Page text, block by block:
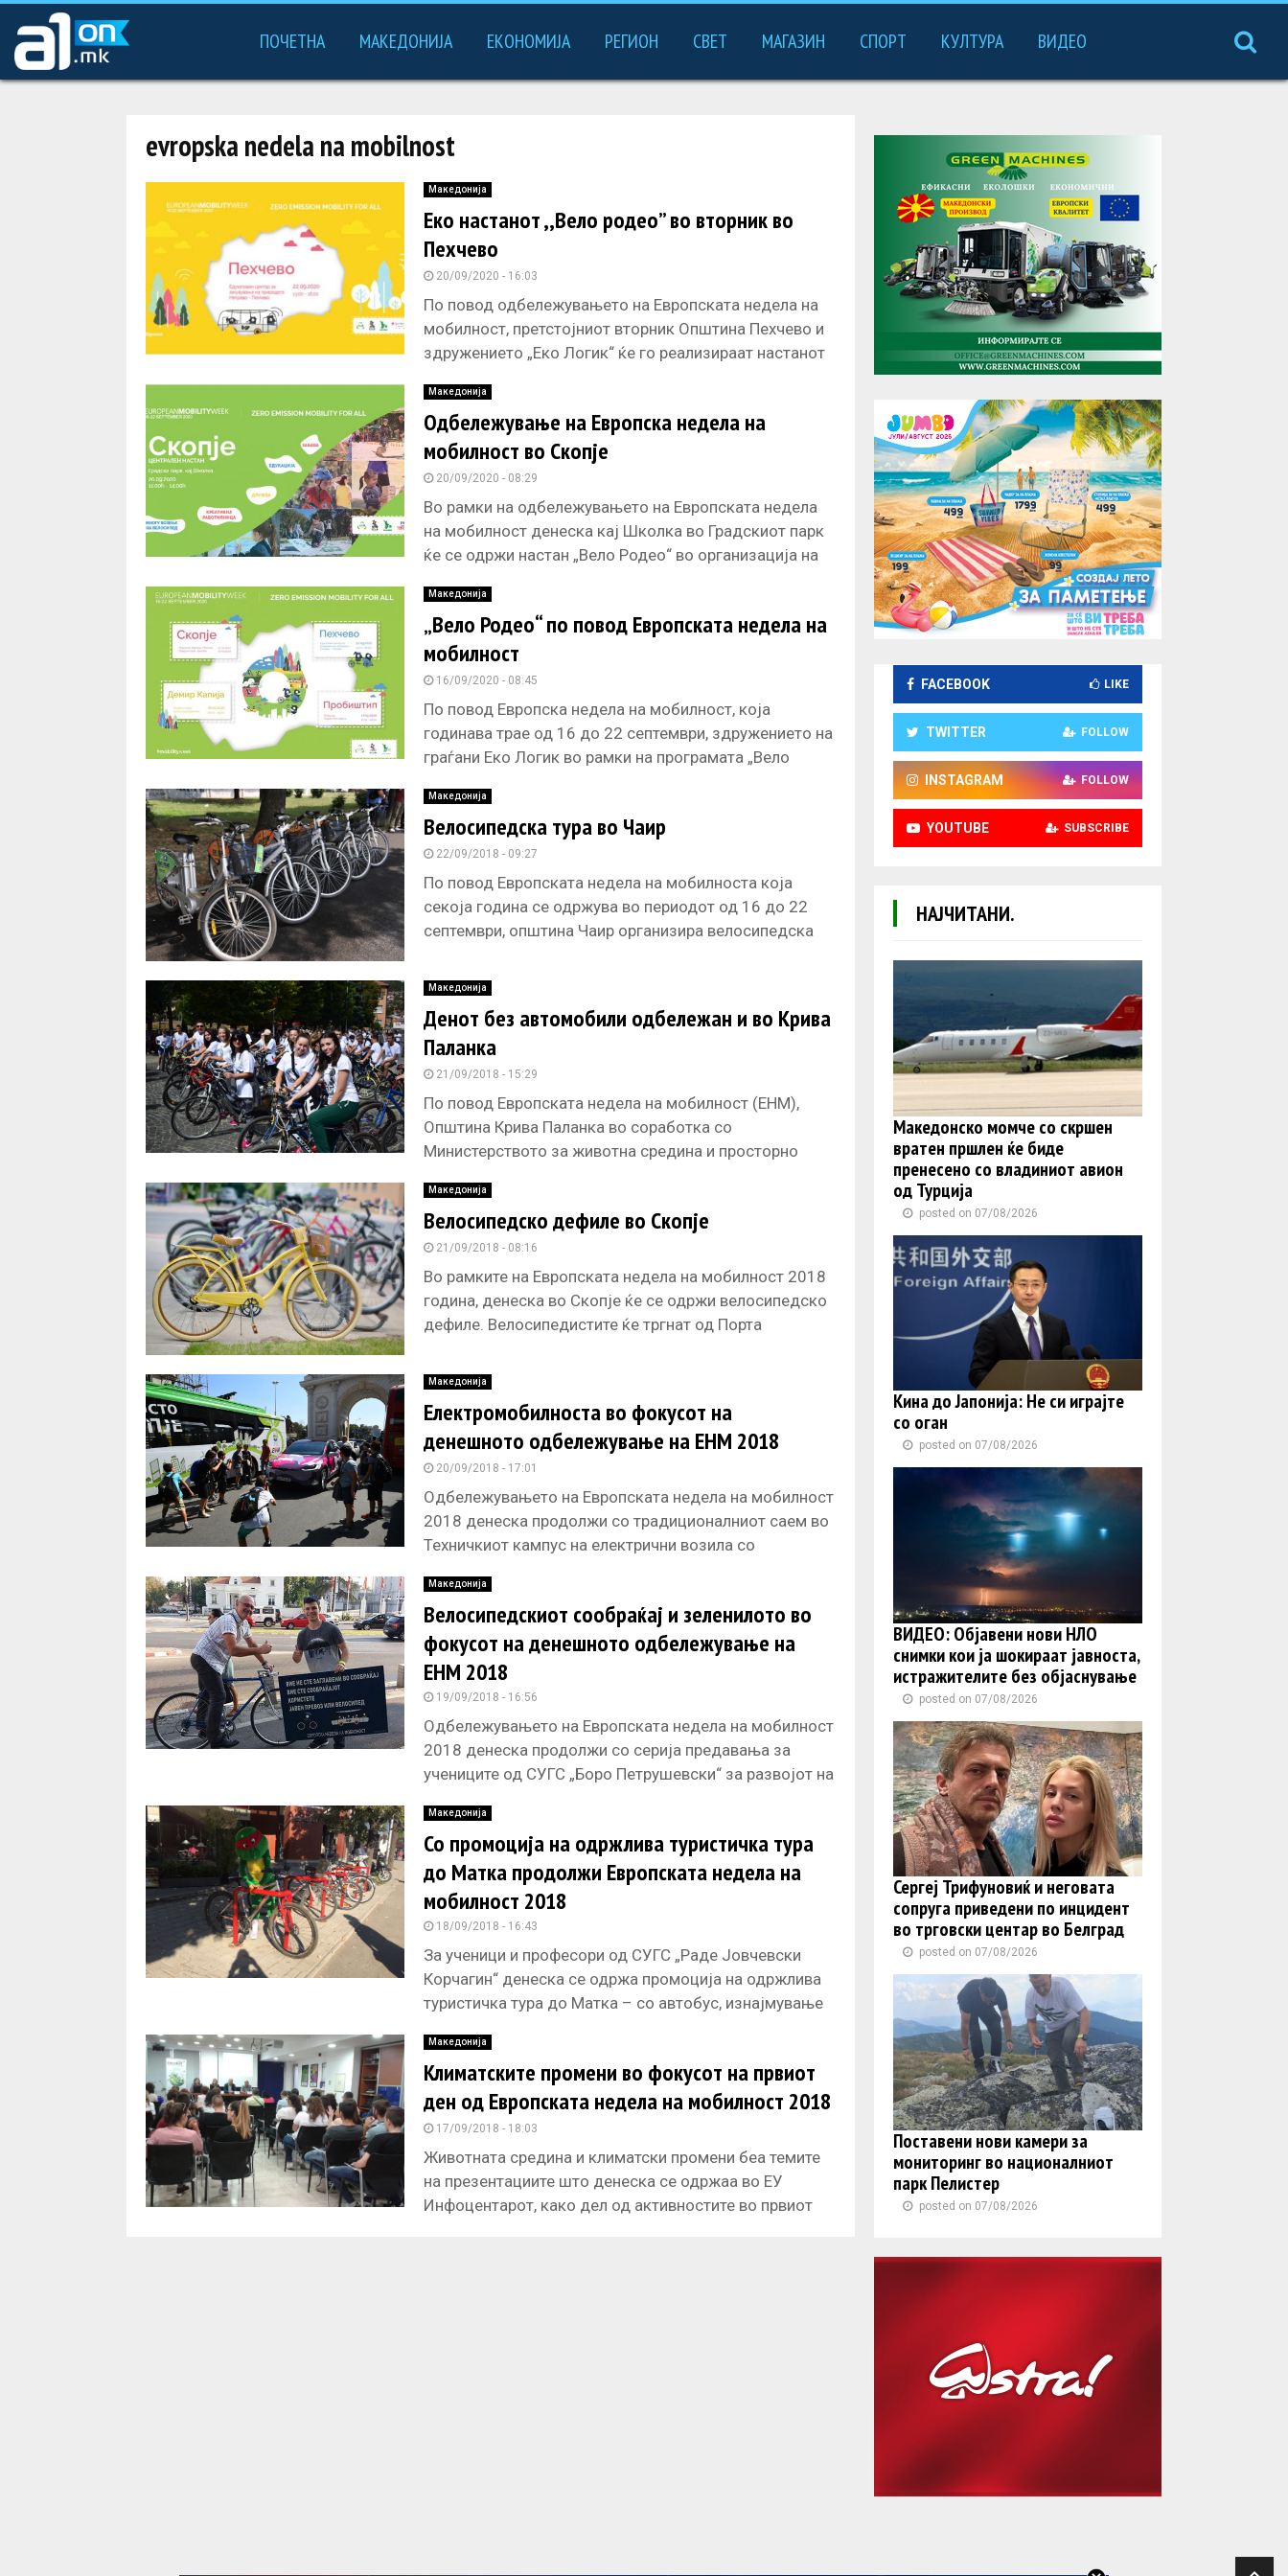
ПОЧЕТНА МАКЕДОНИЈА ЕКОНОМИЈА РЕГИОН СВЕТ МАГАЗИН СПОРТ КУЛТУРА ВИДЕО
evropska nedela na mobilnost
Македонија
Еко настанот ,,Вело родео” во вторник во
Пехчево
20/09/2020 - 16:03
По повод одбележувањето на Европската недела на
мобилност, претстојниот вторник Општина Пехчево и
здружението „Еко Логик“ ќе го реализираат настанот
Македонија
Oдбележување на Европска недела на
мобилност во Скопје
20/09/2020 - 08:29
Во рамки на одбележувањето на Европската недела
на мобилност денеска кај Школка во Градскиот парк
ќе се одржи настан „Вело Родео“ во организација на
Македонија
„Вело Родео“ по повод Европската недела на
мобилност
16/09/2020 - 08:45
По повод Европска недела на мобилност, која
годинава трае од 16 до 22 септември, здружението на
граѓани Еко Логик во рамки на програмата „Вело
Македонија
Велосипедска тура во Чаир
22/09/2018 - 09:27
По повод Европската недела на мобилноста која
секоја година се одржува во периодот од 16 до 22
септември, општина Чаир организира велосипедска
Македонија
Денот без автомобили одбележан и во Крива
Паланка
21/09/2018 - 15:29
По повод Европската недела на мобилност (ЕНМ),
Општина Крива Паланка во соработка со
Министерството за животна средина и просторно
Македонија
Велосипедско дефиле во Скопје
21/09/2018 - 08:16
Во рамките на Европската недела на мобилност 2018
година, денеска во Скопје ќе се одржи велосипедско
дефиле. Велосипедистите ќе тргнат од Порта
Македонија
Електромобилноста во фокусот на
денешното одбележување на ЕНМ 2018
20/09/2018 - 17:01
Одбележувањето на Европската недела на мобилност
2018 денеска продолжи со традиционалниот саем во
Техничкиот кампус на електрични возила со
Македонија
Велосипедскиот сообраќај и зеленилото во
фокусот на денешното одбележување на
ЕНМ 2018
19/09/2018 - 16:56
Одбележувањето на Европската недела на мобилност
2018 денеска продолжи со серија предавања за
учениците од СУГС „Боро Петрушевски“ за развојот на
Македонија
Со промоција на одржлива туристичка тура
до Матка продолжи Европската недела на
мобилност 2018
18/09/2018 - 16:43
За ученици и професори од СУГС „Раде Јовчевски
Корчагин“ денеска се одржа промоција на одржлива
туристичка тура до Матка – со автобус, изнајмување
Македонија
Климатските промени во фокусот на првиот
ден од Европската недела на мобилност 2018
17/09/2018 - 18:03
Животната средина и климатски промени беа темите
на презентациите што денеска се одржаа во ЕУ
Инфоцентарот, како дел од активностите во првиот
FACEBOOK LIKE
TWITTER FOLLOW
INSTAGRAM FOLLOW
YOUTUBE SUBSCRIBE
НАЈЧИТАНИ.
Македонско момче со скршен
вратен пршлен ќе биде
пренесено со владиниот авион
од Турција
posted on 07/08/2026
Кина до Јапонија: Не си играјте
со оган
posted on 07/08/2026
ВИДЕО: Објавени нови НЛО
снимки кои ја шокираат јавноста,
истражителите без објаснување
posted on 07/08/2026
Сергеј Трифуновиќ и неговата
сопруга приведени по инцидент
во трговски центар во Белград
posted on 07/08/2026
Поставени нови камери за
мониторинг во националниот
парк Пелистер
posted on 07/08/2026